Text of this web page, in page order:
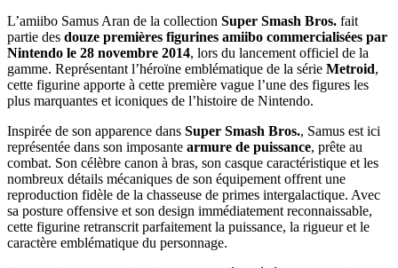
L’amiibo Samus Aran de la collection Super Smash Bros. fait
partie des douze premières figurines amiibo commercialisées par
Nintendo le 28 novembre 2014, lors du lancement officiel de la
gamme. Représentant l’héroïne emblématique de la série Metroid,
cette figurine apporte à cette première vague l’une des figures les
plus marquantes et iconiques de l’histoire de Nintendo.
Inspirée de son apparence dans Super Smash Bros., Samus est ici
représentée dans son imposante armure de puissance, prête au
combat. Son célèbre canon à bras, son casque caractéristique et les
nombreux détails mécaniques de son équipement offrent une
reproduction fidèle de la chasseuse de primes intergalactique. Avec
sa posture offensive et son design immédiatement reconnaissable,
cette figurine retranscrit parfaitement la puissance, la rigueur et le
caractère emblématique du personnage.